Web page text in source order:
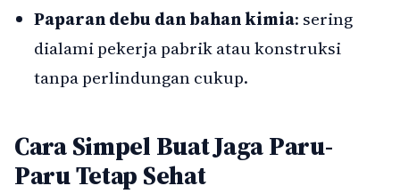
Paparan debu dan bahan kimia: sering
dialami pekerja pabrik atau konstruksi
tanpa perlindungan cukup.
Cara Simpel Buat Jaga Paru-
Paru Tetap Sehat